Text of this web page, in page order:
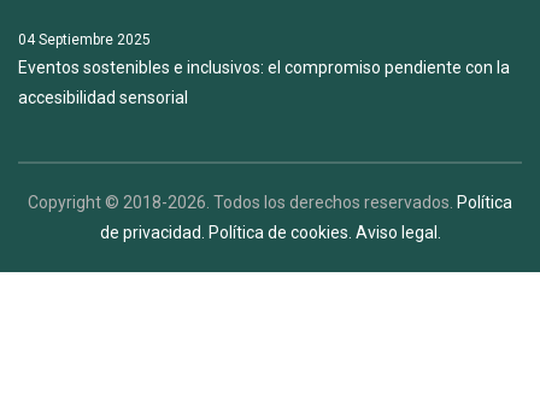
04 Septiembre 2025
Eventos sostenibles e inclusivos: el compromiso pendiente con la
accesibilidad sensorial
Copyright © 2018-2026. Todos los derechos reservados. Política
de privacidad.
Política de cookies. Aviso legal.